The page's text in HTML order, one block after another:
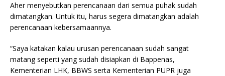
Aher menyebutkan perencanaan dari semua puhak sudah
dimatangkan. Untuk itu, harus segera dimatangkan adalah
perencanaan kebersamaannya.
“Saya katakan kalau urusan perencanaan sudah sangat
matang seperti yang sudah disiapkan di Bappenas,
Kementerian LHK, BBWS serta Kementerian PUPR juga